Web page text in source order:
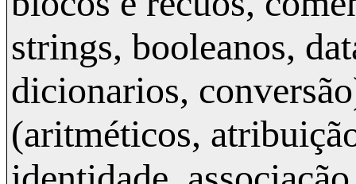
strings, booleanos,
dicionarios,
(aritméticos,